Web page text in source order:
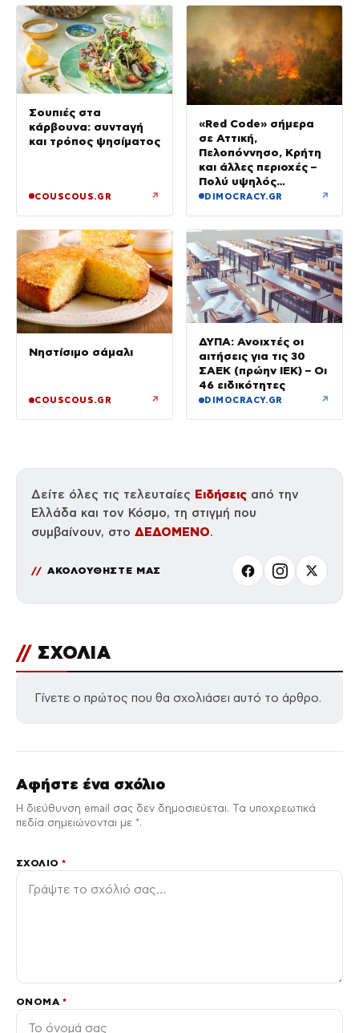
Σουπιές στα
κάρβουνα: συνταγή
και τρόπος ψησίματος
COUSCOUS.GR ↗
«Red Code» σήμερα
σε Αττική,
Πελοπόννησο, Κρήτη
και άλλες περιοχές –
Πολύ υψηλός
κίνδυνος πυρκαγιάς
DIMOCRACY.GR ↗
Νηστίσιμο σάμαλι
COUSCOUS.GR ↗
ΔΥΠΑ: Ανοιχτές οι
αιτήσεις για τις 30
ΣΑΕΚ (πρώην ΙΕΚ) – Οι
46 ειδικότητες
DIMOCRACY.GR ↗
Δείτε όλες τις τελευταίες Ειδήσεις από την
Ελλάδα και τον Κόσμο, τη στιγμή που
συμβαίνουν, στο ΔΕΔΟΜΕΝΟ.
ΑΚΟΛΟΥΘΗΣΤΕ ΜΑΣ
// ΣΧΟΛΙΑ
Γίνετε ο πρώτος που θα σχολιάσει αυτό το άρθρο.
Αφήστε ένα σχόλιο
Η διεύθυνση email σας δεν δημοσιεύεται. Τα υποχρεωτικά
πεδία σημειώνονται με *.
ΣΧΌΛΙΟ*
ΌΝΟΜΑ *